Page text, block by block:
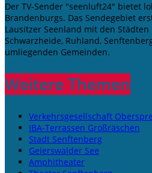
Der TV-Sender "seenluft24" bietet
Brandenburgs. Das Sendegebiet
Lausitzer Seenland mit den Städten
Schwarzheide, Ruhland,
umliegenden Gemeinden.
Weitere Themen
Verkehrsgesellschaft
IBA-Terrassen Großräschen
Stadt Senftenberg
Geierswalder See
Amphitheater